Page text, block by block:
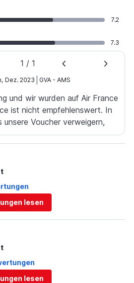
7.2
7.3
1 / 1
, Dez. 2023 GVA - AMS
und wir wurden auf Air France
ist nicht empfehlenswert. In
unsere Voucher verweigern,
von Air France
also der gleichen Gesellschaft.
um 7 Stunden verspätet an.
lesen
lesen